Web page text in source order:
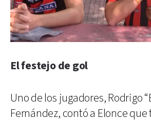
El festejo de gol
Uno de los jugadores, Rodrigo
Fernández, contó a Elonce que